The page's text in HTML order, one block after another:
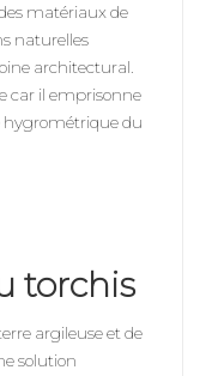
matériaux de
naturelles
architectural.
car il emprisonne
hygrométrique du
torchis
argileuse et de
solution